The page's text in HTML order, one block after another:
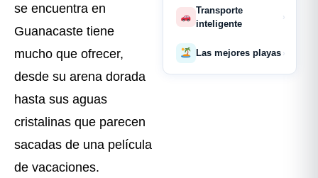
se encuentra en
Guanacaste tiene
mucho que ofrecer,
desde su arena dorada
hasta sus aguas
cristalinas que parecen
sacadas de una película
de vacaciones.
Transporte
inteligente
›
Las mejores playas ›